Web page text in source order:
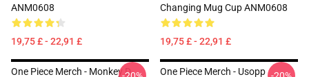
ANM0608
19,75 £ - 22,91 £
Changing Mug Cup ANM0608
19,75 £ - 22,91 £
One Piece Merch - Monkey D.
One Piece Merch - Usopp